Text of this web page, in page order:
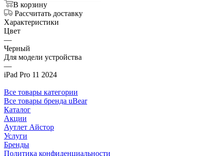
В корзину
Рассчитать доставку
Характеристики
Цвет
—
Черный
Для модели устройства
—
iPad Pro 11 2024
Все товары категории
Все товары бренда uBear
Каталог
Акции
Аутлет Айстор
Услуги
Бренды
Политика конфиденциальности